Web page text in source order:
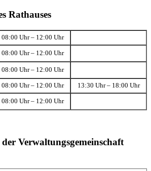
Rathauses
08:00 Uhr – 12:00 Uhr
08:00 Uhr – 12:00 Uhr
08:00 Uhr – 12:00 Uhr
08:00 Uhr – 12:00 Uhr 13:30 Uhr – 18:00 Uhr
08:00 Uhr – 12:00 Uhr
Verwaltungsgemeinschaft